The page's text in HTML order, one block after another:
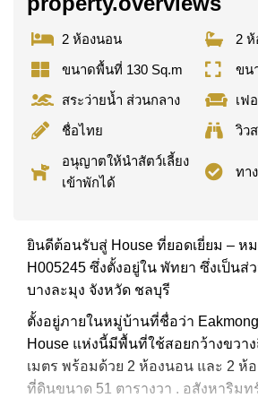
2 ห้องนอน
2 ห้
ขนาดพื้นที่ 130 Sq.m
ขน
สระว่ายน้ำ ส่วนกลาง
เฟ
ชื่อไทย
วิว
อนุญาตให้นำสัตว์เลี้ยง
เข้าพักได้
ทา
ยินดีต้อนรับสู่ House ที่ยอดเยี่ยม – หม
H005245 ซึ่งตั้งอยู่ใน พัทยา ซึ่งเป็นส่
บางละมุง จังหวัด ชลบุรี
ตั้งอยู่ภายในหมู่บ้านที่ชื่อว่า
House แห่งนี้มีพื้นที่ใช้สอยกว้างขวาง
เมตร พร้อมด้วย 2 ห้องนอน และ 2 ห้
ที่ดินขนาด 51 ตารางวา . อสังหาริม